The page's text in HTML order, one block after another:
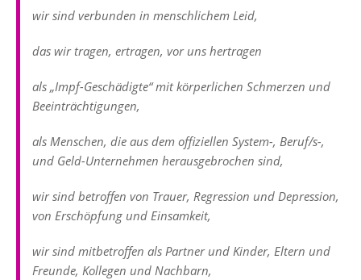
wir sind verbunden in menschlichem Leid,
das wir tragen, ertragen, vor uns hertragen
als „Impf-Geschädigte“ mit körperlichen Schmerzen und
Beeinträchtigungen,
als Menschen, die aus dem offiziellen System-, Beruf/s-,
und Geld-Unternehmen herausgebrochen sind,
wir sind betroffen von Trauer, Regression und Depression,
von Erschöpfung und Einsamkeit,
wir sind mitbetroffen als Partner und Kinder, Eltern und
Freunde, Kollegen und Nachbarn,